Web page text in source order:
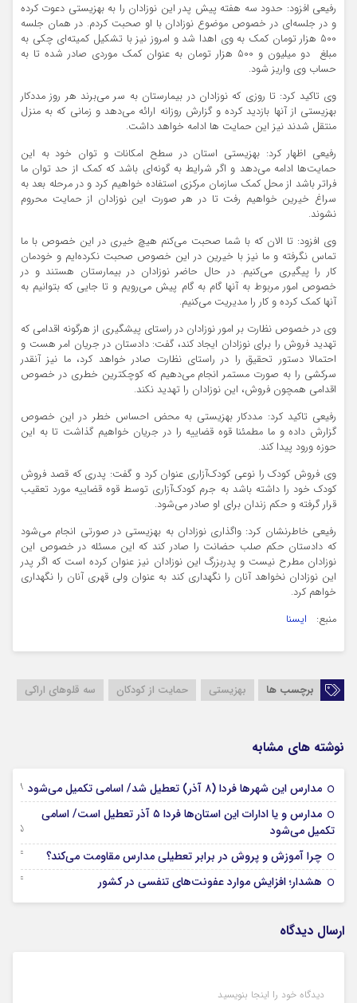
رفیعی افزود: حدود سه هفته پیش پدر این نوزادان را به بهزیستی دعوت کرده
و در جلسه‌ای در خصوص موضوع نوزادان با او صحبت کردم. در همان جلسه
500 هزار تومان کمک به وی اهدا شد و امروز نیز با تشکیل کمیته‌ای چکی به
مبلغ دو میلیون و 500 هزار تومان به عنوان کمک موردی صادر شده تا به
حساب وی واریز شود.
وی تاکید کرد: تا روزی که نوزادان در بیمارستان به سر می‌برند هر روز مددکار
بهزیستی از آنها بازدید کرده و گزارش روزانه ارائه می‌دهد و زمانی که به منزل
منتقل شدند نیز این حمایت ها ادامه خواهد داشت.
رفیعی اظهار کرد: بهزیستی استان در سطح امکانات و توان خود به این
حمایت‌‌ها ادامه می‌‌دهد و اگر شرایط به گونه‌ای باشد که کمک از حد توان ما
فراتر باشد از محل کمک سازمان مرکزی استفاده خواهیم کرد و در مرحله بعد به
سراغ خیرین خواهیم رفت تا در هر صورت این نوزادان از حمایت‌ محروم
نشوند.
وی افزود: تا الان که با شما صحبت می‌کنم هیچ خیری در این خصوص با ما
تماس نگرفته و ما نیز با خیرین در این خصوص صحبت نکرده‌ایم و خودمان
کار را پیگیری می‌کنیم. در حال حاضر نوزادان در بیمارستان هستند و در
خصوص امور مربوط به آنها گام به گام پیش می‌رویم و تا جایی که بتوانیم به
آنها کمک کرده و کار را مدیریت می‌کنیم.
وی در خصوص نظارت بر امور نوزادان در راستای پیشگیری از هرگونه اقدامی که
تهدید فروش را برای نوزادان ایجاد کند، گفت: دادستان در جریان امر هست و
احتمالا دستور تحقیق را در راستای نظارت صادر خواهد کرد، ما نیز آنقدر
سرکشی را به صورت مستمر انجام می‌دهیم که کوچکترین خطری در خصوص
اقدامی همچون فروش، این نوزادان را تهدید نکند.
رفیعی تاکید کرد: مددکار بهزیستی به محض احساس خطر در این خصوص
گزارش داده و ما مطمئنا قوه قضاییه را در جریان خواهیم گذاشت تا به این
حوزه ورود پیدا کند.
وی فروش کودک را نوعی کودک‌آزاری عنوان کرد و گفت: پدری که قصد فروش
کودک خود را داشته باشد به جرم کودک‌آزاری توسط قوه قضاییه مورد تعقیب
قرار گرفته و حکم زندان برای او صادر می‌شود.
رفیعی خاطرنشان کرد: واگذاری نوزادان به بهزیستی در صورتی انجام می‌شود
که دادستان حکم صلب حضانت را صادر کند که این مسئله در خصوص این
نوزادان مطرح نیست و پدربزرگ این نوزادان نیز عنوان کرده است که اگر پدر
این نوزادان نخواهد آنان را نگهداری کند به عنوان ولی قهری آنان را نگهداری
خواهم کرد.
منبع:
ایسنا
برچسب ها بهزیستی حمایت از کودکان سه قلوهای اراکی
نوشته های مشابه
مدارس این شهرها فردا (۸ آذر) تعطیل شد/ اسامی تکمیل می‌شود 28 نوامبر 2025
مدارس و یا ادارات این استان‌ها فردا ۵ آذر تعطیل است/ اسامی
تکمیل می‌شود
25 نوامبر 2025
چرا آموزش و پروش در برابر تعطیلی مدارس مقاومت می‌کند؟ 24 نوامبر 2025
هشدار؛ افزایش موارد عفونت‌های تنفسی در کشور 24 نوامبر 2025
ارسال دیدگاه
دیدگاه خود را اینجا بنویسید